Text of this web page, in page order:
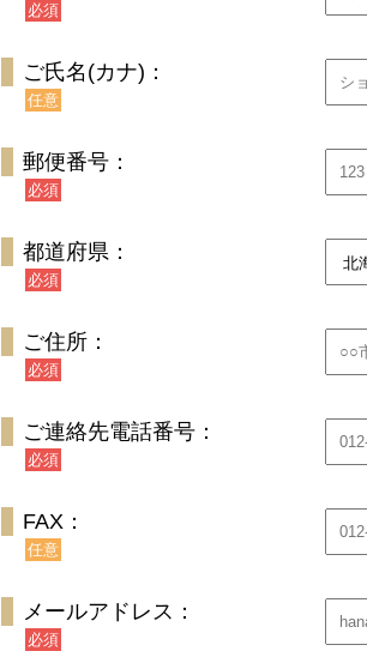
必須
ご氏名(カナ)：
任意
郵便番号：
必須
都道府県：
必須
ご住所：
必須
ご連絡先電話番号：
必須
FAX：
任意
メールアドレス：
必須